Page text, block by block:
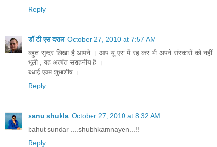
Reply
डॉ टी एस दराल October 27, 2010 at 7:57 AM
बहुत सुन्दर लिखा है आपने । आप यू एस में रह कर भी अपने संस्कारों को नहीं
भूली , यह अत्यंत सराहनीय है ।
बधाई एवम शुभाशीष ।
Reply
sanu shukla October 27, 2010 at 8:32 AM
bahut sundar ....shubhkamnayen...!!
Reply